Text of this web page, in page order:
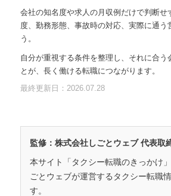
会社の知名度や求人の月収例だけで判断せ
度、勤務形態、事故時の対応、実際に通う
う。
自分が重視する条件を整理し、それに合う
とが、長く働ける転職につながります。
最終更新日：2026.07.28
監修：株式会社しごとウェブ 代表取
本サイト「タクシー転職のきっかけ
ごとウェブが運営するタクシー転職
す。